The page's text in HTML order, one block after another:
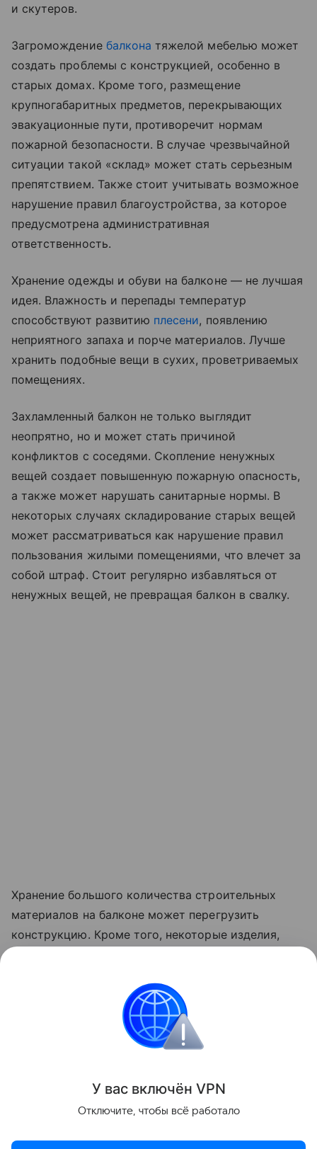
и скутеров.
Загромождение балкона тяжелой мебелью может
создать проблемы с конструкцией, особенно в
старых домах. Кроме того, размещение
крупногабаритных предметов, перекрывающих
эвакуационные пути, противоречит нормам
пожарной безопасности. В случае чрезвычайной
ситуации такой «склад» может стать серьезным
препятствием. Также стоит учитывать возможное
нарушение правил благоустройства, за которое
предусмотрена административная
ответственность.
Хранение одежды и обуви на балконе — не лучшая
идея. Влажность и перепады температур
способствуют развитию плесени, появлению
неприятного запаха и порче материалов. Лучше
хранить подобные вещи в сухих, проветриваемых
помещениях.
Захламленный балкон не только выглядит
неопрятно, но и может стать причиной
конфликтов с соседями. Скопление ненужных
вещей создает повышенную пожарную опасность,
а также может нарушать санитарные нормы. В
некоторых случаях складирование старых вещей
может рассматриваться как нарушение правил
пользования жилыми помещениями, что влечет за
собой штраф. Стоит регулярно избавляться от
ненужных вещей, не превращая балкон в свалку.
Хранение большого количества строительных
материалов на балконе может перегрузить
конструкцию. Кроме того, некоторые изделия,
которые могут проникать в квартиру и негативно
сказываться на здоровье.
У вас включён VPN
Отключите, чтобы всё работало